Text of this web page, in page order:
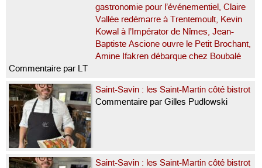
gastronomie pour l’événementiel, Claire
Vallée redémarre à Trentemoult, Kevin
Kowal à l’Impérator de Nîmes, Jean-
Baptiste Ascione ouvre le Petit Brochant,
Amine Ifakren débarque chez Boubalé
Commentaire par LT
Saint-Savin : les Saint-Martin côté bistrot
Commentaire par Gilles Pudlowski
Saint-Savin : les Saint-Martin côté bistrot